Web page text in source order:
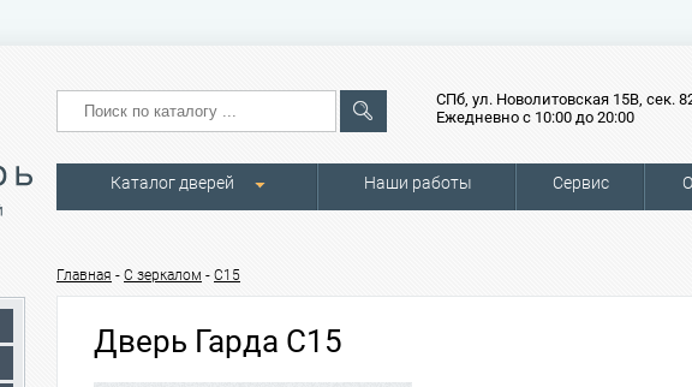
СПб, ул. Новолитовская 15В, сек.
Ежедневно с 10:00 до 20:00
Каталог дверей Наши работы Сервис
Главная - C зеркалом - С15
Дверь Гарда С15